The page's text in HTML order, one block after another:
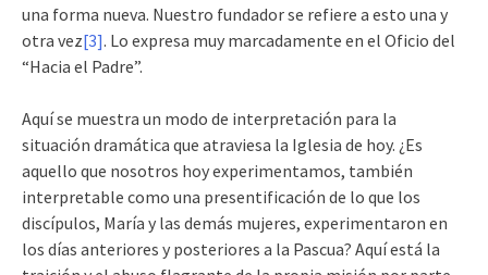
una forma nueva. Nuestro fundador se refiere a esto una y
otra vez[3]. Lo expresa muy marcadamente en el Oficio del
“Hacia el Padre”.
Aquí se muestra un modo de interpretación para la
situación dramática que atraviesa la Iglesia de hoy. ¿Es
aquello que nosotros hoy experimentamos, también
interpretable como una presentificación de lo que los
discípulos, María y las demás mujeres, experimentaron en
los días anteriores y posteriores a la Pascua? Aquí está la